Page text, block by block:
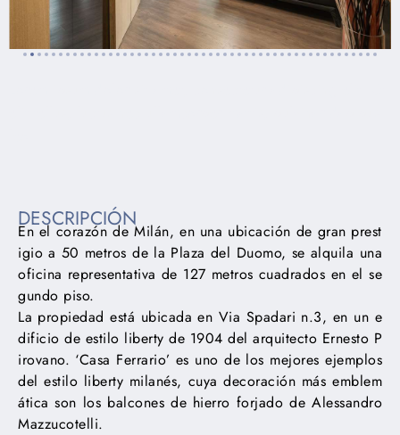
DESCRIPCIÓN
En el corazón de Milán, en una ubicación de gran prest
igio a 50 metros de la Plaza del Duomo, se alquila una
oficina representativa de 127 metros cuadrados en el se
gundo piso.
La propiedad está ubicada en Via Spadari n.3, en un e
dificio de estilo liberty de 1904 del arquitecto Ernesto P
irovano. ‘Casa Ferrario’ es uno de los mejores ejemplos
del estilo liberty milanés, cuya decoración más emblem
ática son los balcones de hierro forjado de Alessandro
Mazzucotelli.